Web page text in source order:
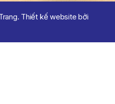
Thiết kế website bởi